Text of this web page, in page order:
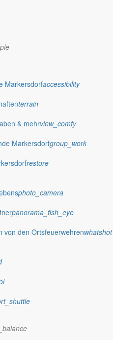
Markersdorfaccessibility
terrain
& mehrview_comfy
Markersdorfgroup_work
restore
photo_camera
panorama_fish_eye
von den Ortsfeuerwehrenwhatshot